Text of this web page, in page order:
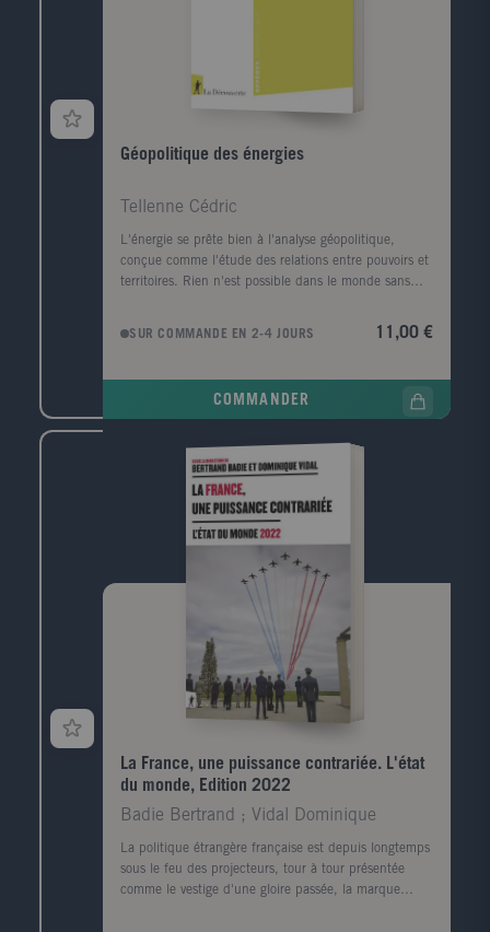
Géopolitique des énergies
Tellenne Cédric
L'énergie se prête bien à l'analyse géopolitique,
conçue comme l'étude des relations entre pouvoirs et
territoires. Rien n'est possible dans le monde sans
exploitation toujours croissante suscitent sont
écologique en cours sur la transformation de ces
reconfigurations des échanges internationaux et de la
coopération interétatique. Les alternatives aux
hydrocarbures s'élaborent depuis les années 1970,
mais la révolution actuelle des pétroles et gaz de
schiste bouleverse en profondeur la question des
énergies sous un angle géoéconomique, géopolitique
et environnemental. Ainsi, à l'ère de l'économie
numérique et des territoires "virtuels", la matérialité
des énergies nous ramène à l'essentiel, c'est-à-dire les
pieds sur terre, au coeur d'un "grand jeu" sans cesse
réinventé au sein duquel les Etats font leur retour
après des décennies de déréglementation.
SUR COMMANDE EN 2-4 JOURS 11,00 €
COMMANDER
La France, une puissance contrariée. L'état
du monde, Edition 2022
Badie Bertrand ; Vidal Dominique
La politique étrangère française est depuis longtemps
sous le feu des projecteurs, tour à tour présentée
comme le vestige d'une gloire passée, la marque